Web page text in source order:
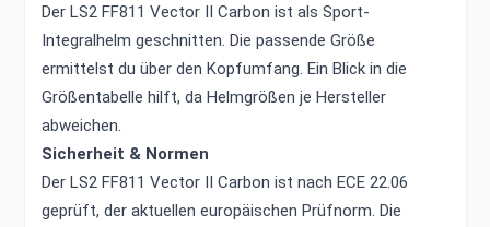
Der LS2 FF811 Vector II Carbon ist als Sport-
Integralhelm geschnitten. Die passende Größe
ermittelst du über den Kopfumfang. Ein Blick in die
Größentabelle hilft, da Helmgrößen je Hersteller
abweichen.
Sicherheit & Normen
Der LS2 FF811 Vector II Carbon ist nach ECE 22.06
geprüft, der aktuellen europäischen Prüfnorm. Die